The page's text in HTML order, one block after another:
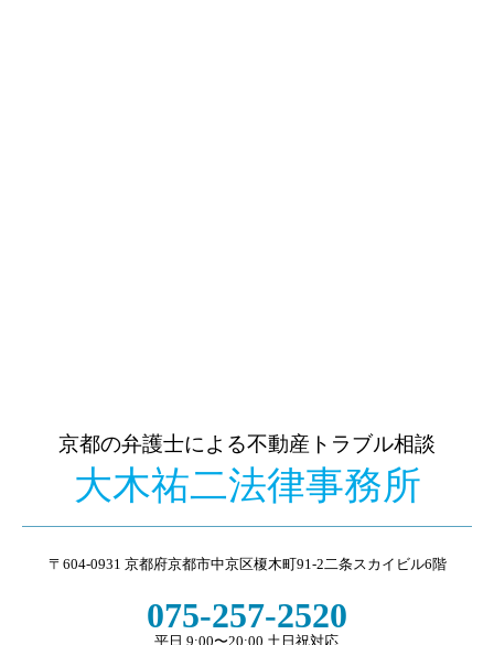
京都の弁護士による不動産トラブル相談
大木祐二法律事務所
〒604-0931 京都府京都市中京区榎木町91-2二条スカイビル6階
075-257-2520
平日 9:00〜20:00 土日祝対応